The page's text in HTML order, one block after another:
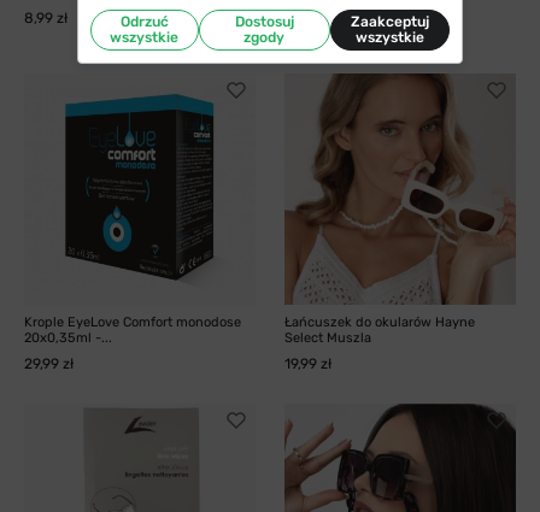
8,99 zł
w kwiaty
9,99 zł
Krople EyeLove Comfort monodose
20x0,35ml -...
29,99 zł
Łańcuszek do okularów Hayne
Select Muszla
19,99 zł
Odrzuć
wszystkie
Dostosuj
zgody
Zaakceptuj
wszystkie